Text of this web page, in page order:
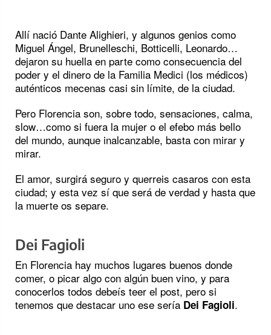
Allí nació Dante Alighieri, y algunos genios como
Miguel Ángel, Brunelleschi, Botticelli, Leonardo…
dejaron su huella en parte como consecuencia del
poder y el dinero de la Familia Medici (los médicos)
auténticos mecenas casi sin límite, de la ciudad.
Pero Florencia son, sobre todo, sensaciones, calma,
slow…como si fuera la mujer o el efebo más bello
del mundo, aunque inalcanzable, basta con mirar y
mirar.
El amor, surgirá seguro y querreis casaros con esta
ciudad; y esta vez sí que será de verdad y hasta que
la muerte os separe.
Dei Fagioli
En Florencia hay muchos lugares buenos donde
comer, o picar algo con algún buen vino, y para
conocerlos todos debeís teer el post, pero si
tenemos que destacar uno ese sería Dei Fagioli.